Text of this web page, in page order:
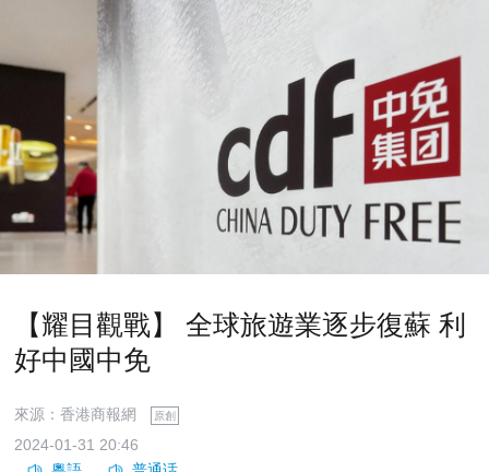
【耀目觀戰】 全球旅遊業逐步復蘇 利
好中國中免
來源：香港商報網 原創
2024-01-31 20:46